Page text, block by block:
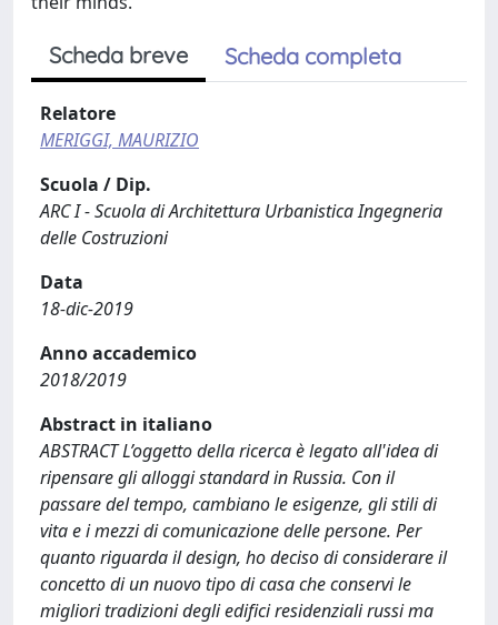
Scheda breve Scheda completa
Relatore
MERIGGI, MAURIZIO
Scuola / Dip.
ARC I - Scuola di Architettura Urbanistica Ingegneria
delle Costruzioni
Data
18-dic-2019
Anno accademico
2018/2019
Abstract in italiano
ABSTRACT L’oggetto della ricerca è legato all'idea di
ripensare gli alloggi standard in Russia. Con il
passare del tempo, cambiano le esigenze, gli stili di
vita e i mezzi di comunicazione delle persone. Per
quanto riguarda il design, ho deciso di considerare il
concetto di un nuovo tipo di casa che conservi le
migliori tradizioni degli edifici residenziali russi ma